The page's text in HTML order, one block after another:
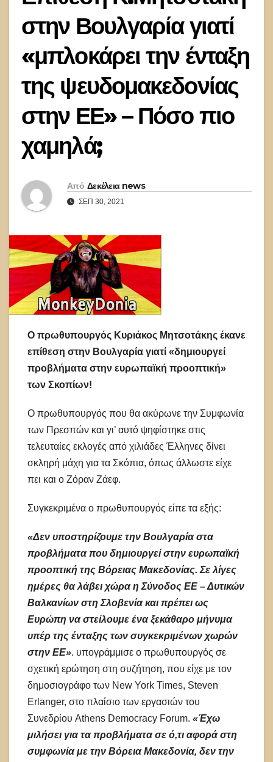
στην Βουλγαρία γιατί
«μπλοκάρει την ένταξη
της ψευδομακεδονίας
στην ΕΕ» – Πόσο πιο
χαμηλά;
Από Δεκέλεια news
ΣΕΠ 30, 2021
Ο πρωθυπουργός Κυριάκος Μητσοτάκης έκανε
επίθεση στην Βουλγαρία γιατί «δημιουργεί
προβλήματα στην ευρωπαϊκή προοπτική»
των Σκοπίων!
Ο πρωθυπουργός που θα ακύρωνε την Συμφωνία
των Πρεσπών και γι’ αυτό ψηφίστηκε στις
τελευταίες εκλογές από χιλιάδες Έλληνες δίνει
σκληρή μάχη για τα Σκόπια, όπως άλλωστε είχε
πει και ο Ζόραν Ζάεφ.
Συγκεκριμένα ο πρωθυπουργός είπε τα εξής:
«Δεν υποστηρίζουμε την Βουλγαρία στα
προβλήματα που δημιουργεί στην ευρωπαϊκή
προοπτική της Βόρειας Μακεδονίας. Σε λίγες
ημέρες θα λάβει χώρα η Σύνοδος ΕΕ – Δυτικών
Βαλκανίων στη Σλοβενία και πρέπει ως
Ευρώπη να στείλουμε ένα ξεκάθαρο μήνυμα
υπέρ της ένταξης των συγκεκριμένων χωρών
στην ΕΕ». υπογράμμισε ο πρωθυπουργός σε
σχετική ερώτηση στη συζήτηση, που είχε με τον
δημοσιογράφο των New York Times, Steven
Erlanger, στο πλαίσιο των εργασιών του
Συνεδρίου Athens Democracy Forum. «Έχω
μιλήσει για τα προβλήματα σε ό,τι αφορά στη
συμφωνία με την Βόρεια Μακεδονία, δεν την